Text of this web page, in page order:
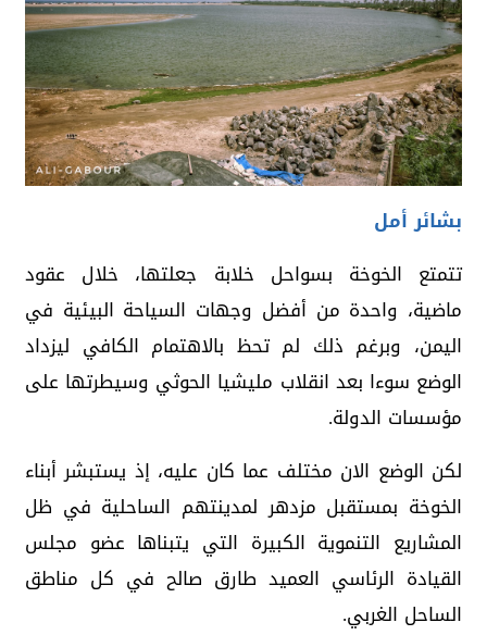
بشائر أمل
تتمتع الخوخة بسواحل خلابة جعلتها، خلال عقود
ماضية، واحدة من أفضل وجهات السياحة البيئية في
اليمن، وبرغم ذلك لم تحظ بالاهتمام الكافي ليزداد
الوضع سوءا بعد انقلاب مليشيا الحوثي وسيطرتها على
مؤسسات الدولة.
لكن الوضع الان مختلف عما كان عليه، إذ يستبشر أبناء
الخوخة بمستقبل مزدهر لمدينتهم الساحلية في ظل
المشاريع التنموية الكبيرة التي يتبناها عضو مجلس
القيادة الرئاسي العميد طارق صالح في كل مناطق
الساحل الغربي.